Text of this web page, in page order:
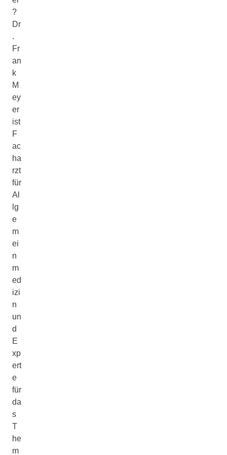
?
Dr
.
Fr
an
k
M
ey
er
ist
F
ac
ha
rzt
für
Al
lg
e
m
ei
n
m
ed
izi
n
un
d
E
xp
ert
e
für
da
s
T
he
m